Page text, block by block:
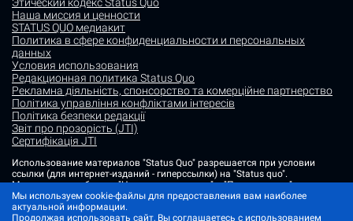
Наша миссия и ценности
STATUS QUO медиакит
Политика в сфере конфиденциальности и персональных
данных
Условия использования
Редакционная политика Status Quo
Рекламна діяльність, спонсорство та комерційне партнерство
Політика управління конфліктами інтересів
Політика безпеки редакції
Звіт про прозорість (JTI)
Сертифікація JTI
Использование материалов "Status Quo" разрешается при условии
ссылки (для интернет-изданий - гиперссылки) на "Status quo".
Материалы в рубриках "Новости партнеров" и "Пресс-релизы"
размещаются на правах рекламы или в рамках некоммерческого
партнерства.
Мы используем cookie-файлы для предоставления вам наиболее
актуальной информации.
Продолжая использовать сайт, Вы соглашаетесь с использованием